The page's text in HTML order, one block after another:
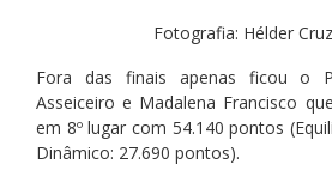
Fotografia: Hélder
Fora das finais apenas ficou o
Asseiceiro e Madalena Francisco
em 8º lugar com 54.140 pontos
Dinâmico: 27.690 pontos).